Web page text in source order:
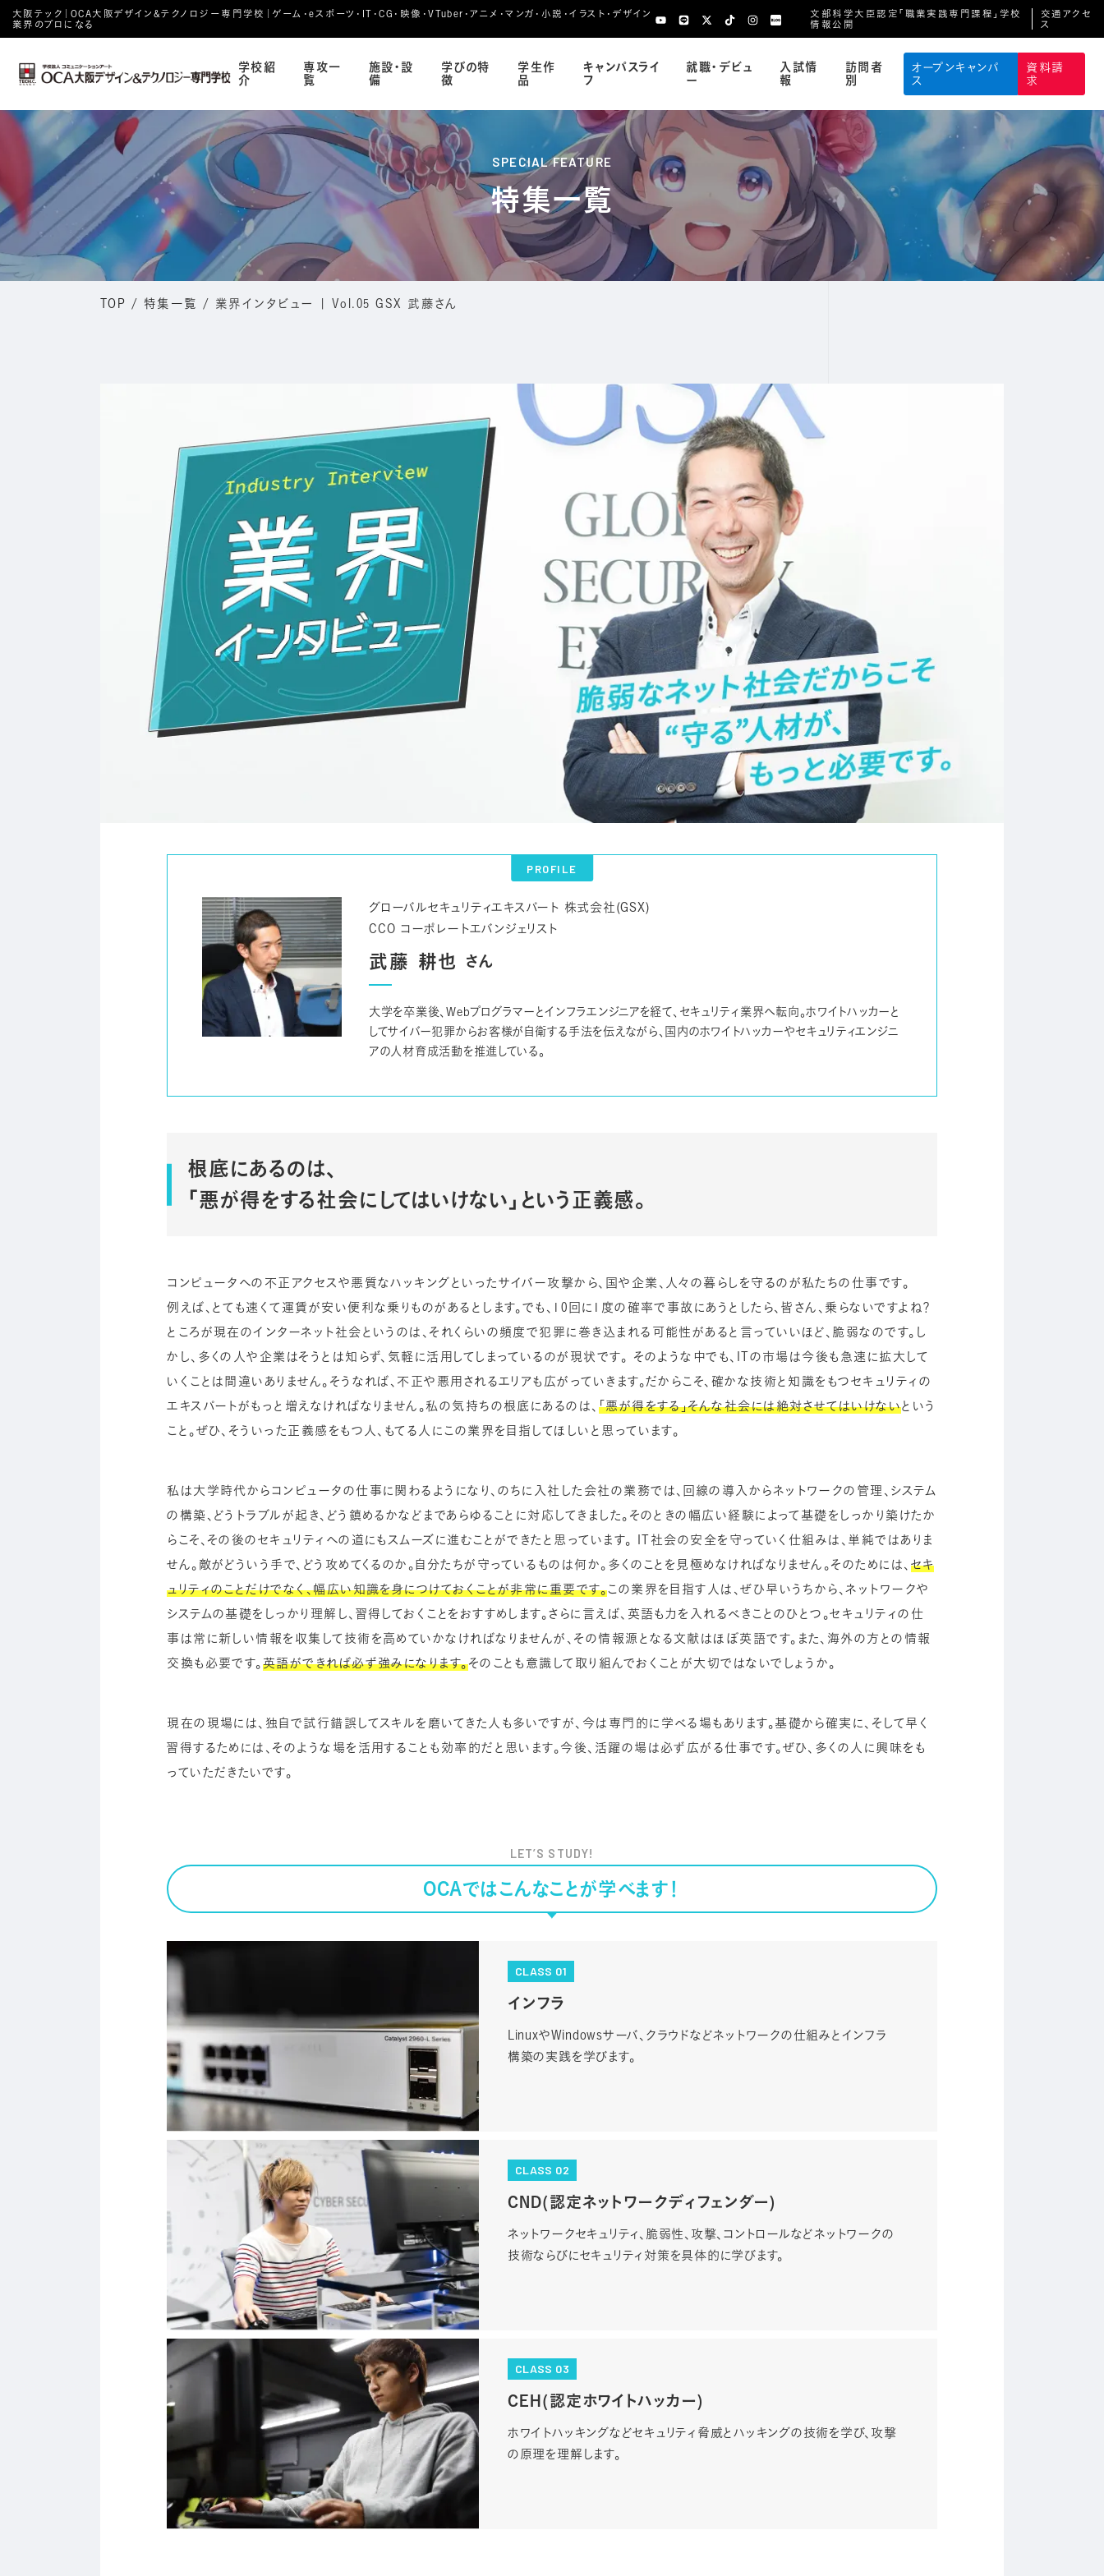
大阪テック｜OCA⼤阪デザイン&テクノロジー専⾨学校｜ゲーム・eスポーツ・IT・CG・映像・VTuber・アニメ・マンガ・小説・イラスト・デザイン
業界のプロになる
文部科学大臣認定「職業実践専門課程」学校
情報公開
交通アクセ
ス
学校紹
介
専攻一
覧
施設・設
備
学びの特
徴
学生作
品
キャンパスライ
フ
就職・デビュ
ー
入試情
報
訪問者
別
オープンキャンパ
ス
資料請
求
SPECIAL FEATURE
特集一覧
TOP / 特集一覧 / 業界インタビュー | Vol.05 GSX 武藤さん
PROFILE
グローバルセキュリティエキスパート 株式会社(GSX)
CCO コーポレートエバンジェリスト
武藤 耕也 さん
大学を卒業後、Webプログラマーとインフラエンジニアを経て、セキュリティ業界へ転向。ホワイトハッカーと
してサイバー犯罪からお客様が自衛する手法を伝えながら、国内のホワイトハッカーやセキュリティエンジニ
アの人材育成活動を推進している。
根底にあるのは、
「悪が得をする社会にしてはいけない」という正義感。
コンピュータへの不正アクセスや悪質なハッキングといったサイバー攻撃から、国や企業、人々の暮らしを守るのが私たちの仕事です。
例えば、とても速くて運賃が安い便利な乗りものがあるとします。でも、10回に1度の確率で事故にあうとしたら、皆さん、乗らないですよね？
ところが現在のインターネット社会というのは、それくらいの頻度で犯罪に巻き込まれる可能性があると言っていいほど、脆弱なのです。し
かし、多くの人や企業はそうとは知らず、気軽に活用してしまっているのが現状です。 そのような中でも、ITの市場は今後も急速に拡大して
いくことは間違いありません。そうなれば、不正や悪用されるエリアも広がっていきます。だからこそ、確かな技術と知識をもつセキュリティの
エキスパートがもっと増えなければなりません。私の気持ちの根底にあるのは、 「悪が得をする」そんな社会には絶対させてはいけないという
こと。ぜひ、そういった正義感をもつ人、もてる人にこの業界を目指してほしいと思っています。
私は大学時代からコンピュータの仕事に関わるようになり、のちに入社した会社の業務では、回線の導入からネットワークの管理、システム
の構築、どうトラブルが起き、どう鎮めるかなどまであらゆることに対応してきました。そのときの幅広い経験によって基礎をしっかり築けたか
らこそ、その後のセキュリティへの道にもスムーズに進むことができたと思っています。 IT社会の安全を守っていく仕組みは、単純ではありま
せん。敵がどういう手で、どう攻めてくるのか。自分たちが守っているものは何か。多くのことを見極めなければなりません。そのためには、 セキ
ュリティのことだけでなく、幅広い知識を身につけておくことが非常に重要です。この業界を目指す人は、ぜひ早いうちから、ネットワークや
システムの基礎をしっかり理解し、習得しておくことをおすすめします。さらに言えば、英語も力を入れるべきことのひとつ。セキュリティの仕
事は常に新しい情報を収集して技術を高めていかなければなりませんが、その情報源となる文献はほぼ英語です。また、海外の方との情報
交換も必要です。英語ができれば必ず強みになります。そのことも意識して取り組んでおくことが大切ではないでしょうか。
現在の現場には、独自で試行錯誤してスキルを磨いてきた人も多いですが、今は専門的に学べる場もあります。基礎から確実に、そして早く
習得するためには、そのような場を活用することも効率的だと思います。今後、活躍の場は必ず広がる仕事です。ぜひ、多くの人に興味をも
っていただきたいです。
LET’S STUDY!
OCAではこんなことが学べます！
CLASS 01
インフラ
LinuxやWindowsサーバ、クラウドなどネットワークの仕組みとインフラ
構築の実践を学びます。
CLASS 02
CND(認定ネットワークディフェンダー)
ネットワークセキュリティ、脆弱性、攻撃、コントロールなどネットワークの
技術ならびにセキュリティ対策を具体的に学びます。
CLASS 03
CEH(認定ホワイトハッカー)
ホワイトハッキングなどセキュリティ脅威とハッキングの技術を学び、攻撃
の原理を理解します。